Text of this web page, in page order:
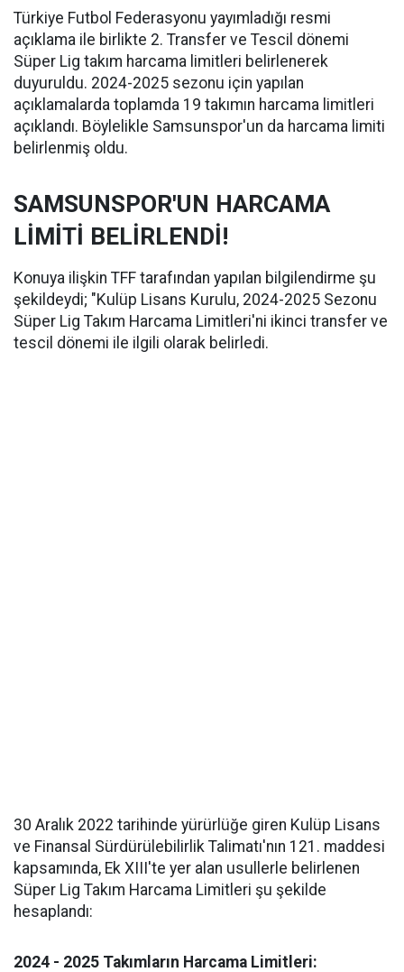
Türkiye Futbol Federasyonu yayımladığı resmi
açıklama ile birlikte 2. Transfer ve Tescil dönemi
Süper Lig takım harcama limitleri belirlenerek
duyuruldu. 2024-2025 sezonu için yapılan
açıklamalarda toplamda 19 takımın harcama limitleri
açıklandı. Böylelikle Samsunspor'un da harcama limiti
belirlenmiş oldu.
SAMSUNSPOR'UN HARCAMA
LİMİTİ BELİRLENDİ!
Konuya ilişkin TFF tarafından yapılan bilgilendirme şu
şekildeydi; "Kulüp Lisans Kurulu, 2024-2025 Sezonu
Süper Lig Takım Harcama Limitleri'ni ikinci transfer ve
tescil dönemi ile ilgili olarak belirledi.
30 Aralık 2022 tarihinde yürürlüğe giren Kulüp Lisans
ve Finansal Sürdürülebilirlik Talimatı'nın 121. maddesi
kapsamında, Ek XIII'te yer alan usullerle belirlenen
Süper Lig Takım Harcama Limitleri şu şekilde
hesaplandı:
2024 - 2025 Takımların Harcama Limitleri: